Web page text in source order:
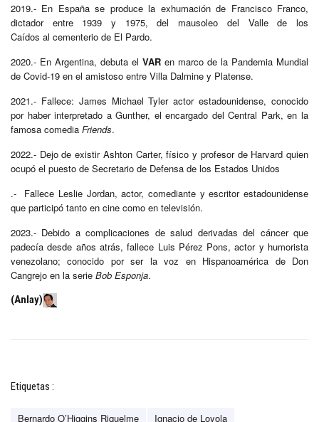
2019.- En España se produce la exhumación de Francisco Franco,
dictador entre 1939 y 1975, del mausoleo del Valle de los
Caídos al cementerio de El Pardo.​
2020.- En Argentina, debuta el VAR en marco de la Pandemia Mundial
de Covid-19 en el amistoso entre Villa Dalmine y Platense.
2021.- Fallece: James Michael Tyler actor estadounidense, conocido
por haber interpretado a Gunther, el encargado del Central Park, en la
famosa comedia Friends.
2022.- Dejo de existir Ashton Carter, físico y profesor de Harvard quien
ocupó el puesto de Secretario de Defensa de los Estados Unidos
.- Fallece Leslie Jordan, actor, comediante y escritor estadounidense
que participó tanto en cine como en televisión.
2023.- Debido a complicaciones de salud derivadas del cáncer que
padecía desde años atrás, fallece Luis Pérez Pons, actor y humorista
venezolano; conocido por ser la voz en Hispanoamérica de Don
Cangrejo en la serie Bob Esponja.
(Anlay)
Etiquetas :
Bernardo O’Higgins Riquelme Ignacio de Loyola